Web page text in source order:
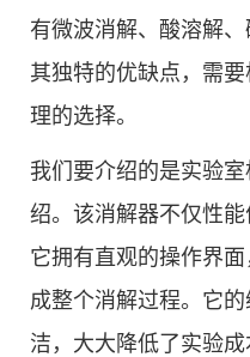
有微波消解、酸溶解
其独特的优缺点，需
理的选择。
我们要介绍的是实验
绍。该消解器不仅性能
它拥有直观的操作界
成整个消解过程。它
洁，大大降低了实验成